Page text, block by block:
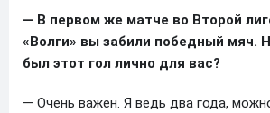
— В первом же матче во Второй
«Волги» вы забили победный мяч.
был этот гол лично для вас?
— Очень важен. Я ведь два года,